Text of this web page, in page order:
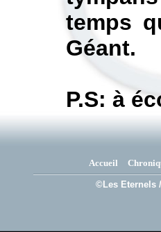
temps
Géant.
P.S: à
Accueil
©Les Eternels